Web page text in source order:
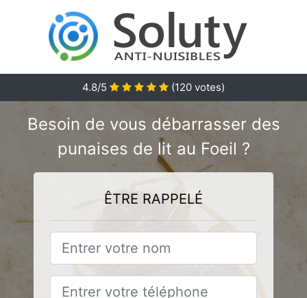
4.8/5 (120 votes)
Besoin de vous débarrasser des
punaises de lit au Foeil ?
ÊTRE RAPPELÉ